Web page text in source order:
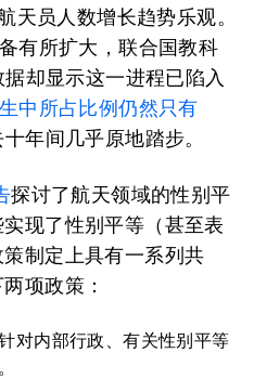
天员人数增长趋势乐观。
有所扩大，联合国教科
却显示这一进程已陷入
中所占比例仍然只有
年间几乎原地踏步。
探讨了航天领域的性别平
现了性别平等（甚至表
制定上具有一系列共
项政策：
对内部行政、有关性别平等